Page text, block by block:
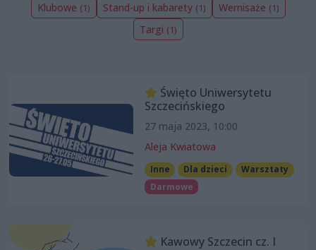
Klubowe (1) Stand-up i kabarety (1) Wernisaże (1)
Targi (1)
Święto Uniwersytetu
Szczecińskiego
27 maja 2023, 10:00
Aleja Kwiatowa
Inne Dla dzieci
Warsztaty
Darmowe
Kawowy Szczecin cz. I